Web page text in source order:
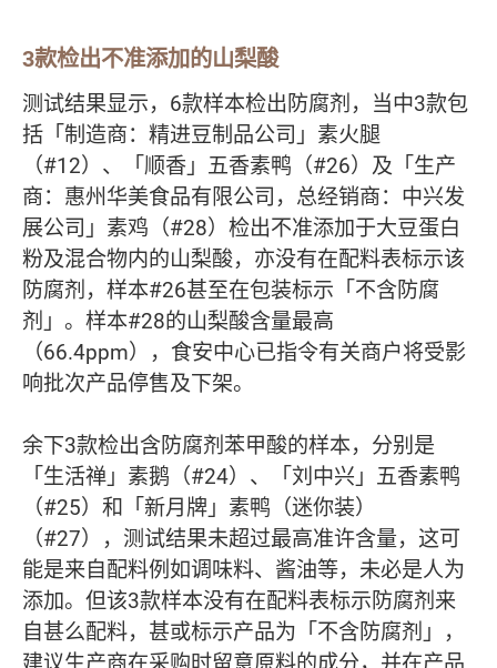
3款检出不准添加的山梨酸
测试结果显示，6款样本检出防腐剂，当中3款包
括「制造商：精进豆制品公司」素火腿
（#12）、「顺香」五香素鸭（#26）及「生产
商：惠州华美食品有限公司，总经销商：中兴发
展公司」素鸡（#28）检出不准添加于大豆蛋白
粉及混合物内的山梨酸，亦没有在配料表标示该
防腐剂，样本#26甚至在包装标示「不含防腐
剂」。样本#28的山梨酸含量最高
（66.4ppm），食安中心已指令有关商户将受影
响批次产品停售及下架。
余下3款检出含防腐剂苯甲酸的样本，分别是
「生活禅」素鹅（#24）、「刘中兴」五香素鸭
（#25）和「新月牌」素鸭（迷你装）
（#27），测试结果未超过最高准许含量，这可
能是来自配料例如调味料、酱油等，未必是人为
添加。但该3款样本没有在配料表标示防腐剂来
自甚么配料，甚或标示产品为「不含防腐剂」，
建议生产商在采购时留意原料的成分，并在产品